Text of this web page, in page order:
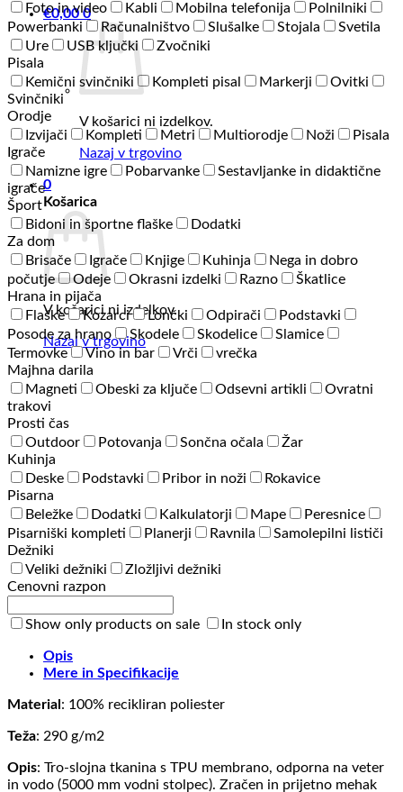
€0,00 0
V košarici ni izdelkov.
Nazaj v trgovino
0
Košarica
V košarici ni izdelkov.
Nazaj v trgovino
Foto in video
Kabli Mobilna telefonija
Polnilniki
Powerbanki
Računalništvo Slušalke Stojala
Svetila
Ure
USB ključki
Zvočniki
Pisala
Kemični svinčniki
Kompleti pisal Markerji
Ovitki
Svinčniki
Orodje
Izvijači
Kompleti Metri Multiorodje Noži
Pisala
Igrače
Namizne igre
Pobarvanke
Sestavljanke in didaktične
igrače
Šport
Bidoni in športne flaške
Dodatki
Za dom
Brisače
Igrače Knjige Kuhinja
Nega in dobro
počutje
Odeje Okrasni izdelki Razno
Škatlice
Hrana in pijača
Flaške
Kozarci Lončki Odpirači
Podstavki
Posode za hrano
Skodele Skodelice
Slamice
Termovke
Vino in bar Vrči
vrečka
Majhna darila
Magneti
Obeski za ključe Odsevni artikli
Ovratni
trakovi
Prosti čas
Outdoor
Potovanja Sončna očala
Žar
Kuhinja
Deske
Podstavki Pribor in noži
Rokavice
Pisarna
Beležke
Dodatki Kalkulatorji Mape
Peresnice
Pisarniški kompleti
Planerji Ravnila
Samolepilni lističi
Dežniki
Veliki dežniki
Zložljivi dežniki
Cenovni razpon
Show only products on sale In stock only
Opis
Mere in Specifikacije
Material : 100% recikliran poliester
Teža: 290 g/m2
Opis: Tro-slojna tkanina s TPU membrano, odporna na veter
in vodo (5000 mm vodni stolpec). Zračen in prijetno mehak